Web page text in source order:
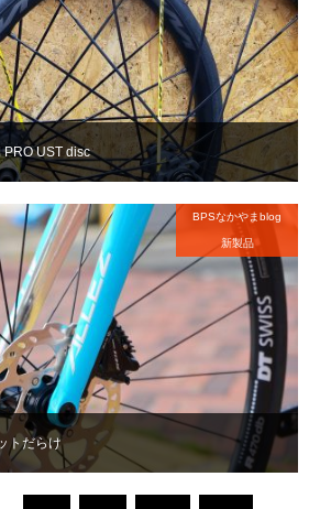
UST disc
トだらけ
BPSなかやまblog
新製品